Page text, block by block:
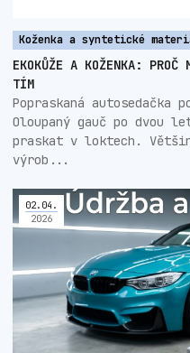
Koženka a syntetické
EKOKŮŽE A KOŽENKA:
TÍM
Popraskaná
Oloupaný gauč po dvou
praskat v loktech.
výrob...
02. 04 .
2026